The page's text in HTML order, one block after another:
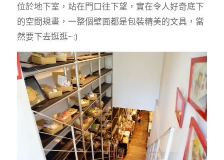
位於地下室，站在門口往下望，實在令人好奇底下
的空間規畫，一整個壁面都是包裝精美的文具，當
然要下去逛逛~:)